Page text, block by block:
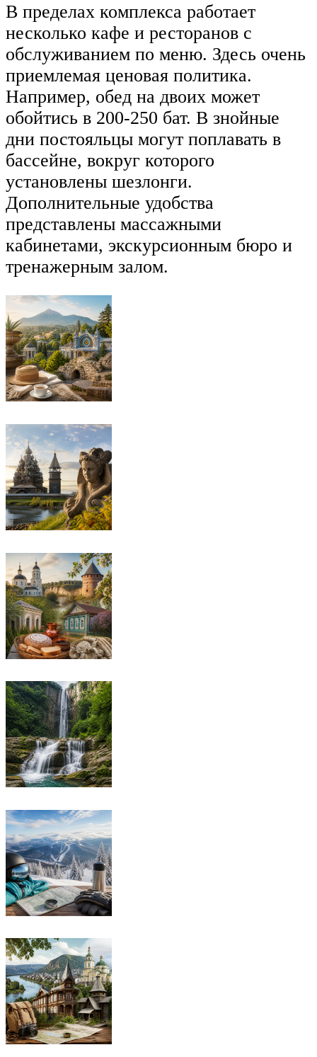
В пределах комплекса работает
несколько кафе и ресторанов с
обслуживанием по меню. Здесь очень
приемлемая ценовая политика.
Например, обед на двоих может
обойтись в 200-250 бат. В знойные
дни постояльцы могут поплавать в
бассейне, вокруг которого
установлены шезлонги.
Дополнительные удобства
представлены массажными
кабинетами, экскурсионным бюро и
тренажерным залом.